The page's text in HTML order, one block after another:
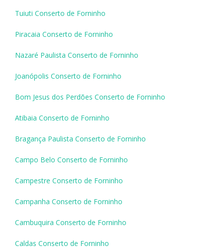
Tuiuti Conserto de Forninho
Piracaia Conserto de Forninho
Nazaré Paulista Conserto de Forninho
Joanópolis Conserto de Forninho
Bom Jesus dos Perdões Conserto de Forninho
Atibaia Conserto de Forninho
Bragança Paulista Conserto de Forninho
Campo Belo Conserto de Forninho
Campestre Conserto de Forninho
Campanha Conserto de Forninho
Cambuquira Conserto de Forninho
Caldas Conserto de Forninho